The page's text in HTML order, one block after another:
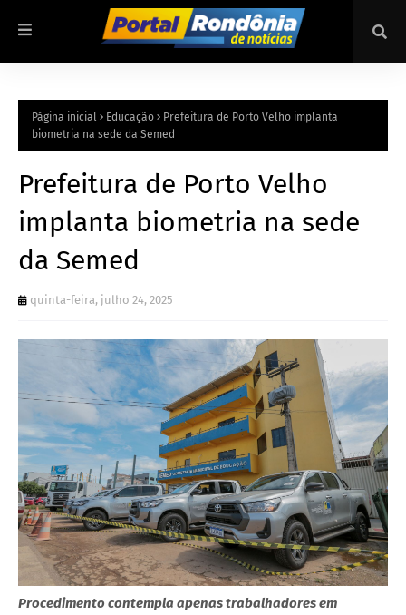
Página inicial Educação
Prefeitura de Porto Velho implanta
biometria na sede da Semed
Prefeitura de Porto Velho
implanta biometria na sede
da Semed
quinta-feira, julho 24, 2025
Procedimento contempla apenas trabalhadores em